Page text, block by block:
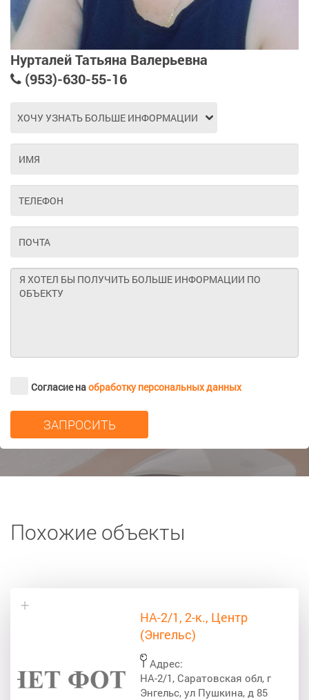
Нурталей Татьяна Валерьевна
(953)-630-55-16
Согласие наобработку персональных данных
Похожие объекты
НА-2/1, 2-к., Центр
(Энгельс)
Адрес:
НА-2/1, Саратовская обл, г
Энгельс, ул Пушкина, д 85